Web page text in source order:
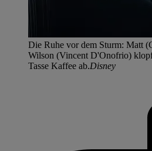
Die Ruhe vor dem Sturm: Matt
Wilson (Vincent D'Onofrio)
Tasse Kaffee ab.Disney